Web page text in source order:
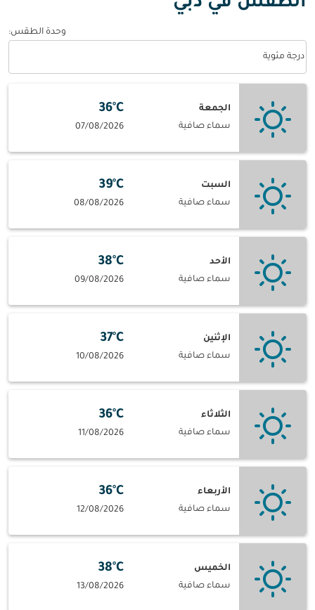
وحدة الطقس:
درجة مئوية
الجمعة
سماء صافية
36°C
07/08/2026
السبت
سماء صافية
39°C
08/08/2026
الأحد
سماء صافية
38°C
09/08/2026
الإثنين
سماء صافية
37°C
10/08/2026
الثلاثاء
سماء صافية
36°C
11/08/2026
الأربعاء
سماء صافية
36°C
12/08/2026
الخميس
سماء صافية
38°C
13/08/2026